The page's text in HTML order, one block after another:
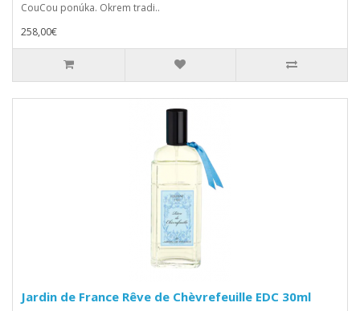
CouCou ponúka. Okrem tradi..
258,00€
Jardin de France Rêve de Chèvrefeuille EDC 30ml